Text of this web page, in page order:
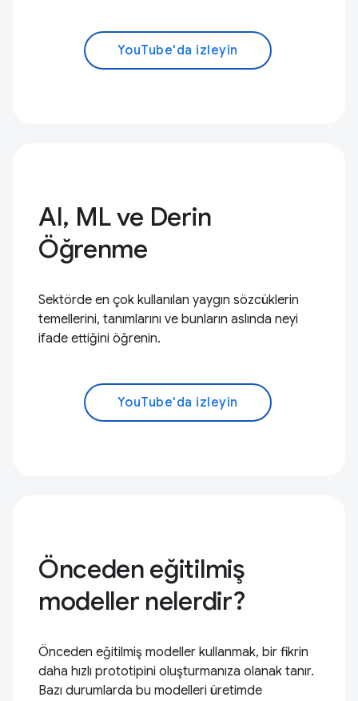
YouTube'da izleyin
AI, ML ve Derin
Öğrenme
Sektörde en çok kullanılan yaygın sözcüklerin
temellerini, tanımlarını ve bunların aslında neyi
ifade ettiğini öğrenin.
YouTube'da izleyin
Önceden eğitilmiş
modeller nelerdir?
Önceden eğitilmiş modeller kullanmak, bir fikrin
daha hızlı prototipini oluşturmanıza olanak tanır.
Bazı durumlarda bu modelleri üretimde